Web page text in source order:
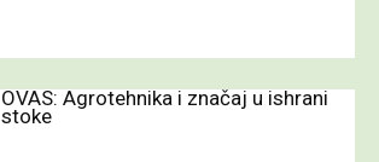
OVAS: Agrotehnika i značaj u ishrani
stoke